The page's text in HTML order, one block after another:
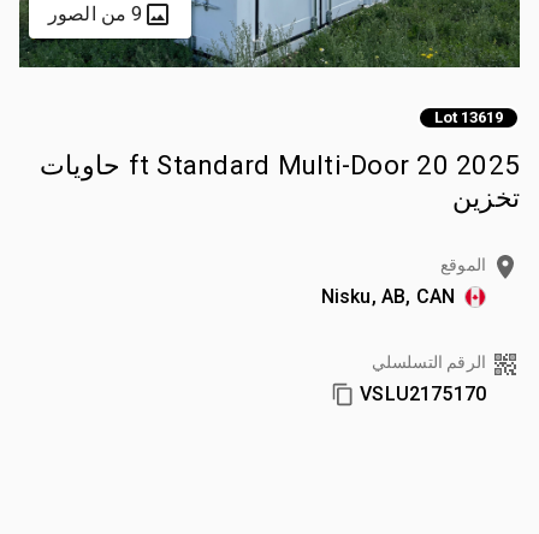
9 من الصور
Lot 13619
2025 20 ft Standard Multi-Door حاويات
تخزين
الموقع
Nisku, AB, CAN
الرقم التسلسلي
VSLU2175170